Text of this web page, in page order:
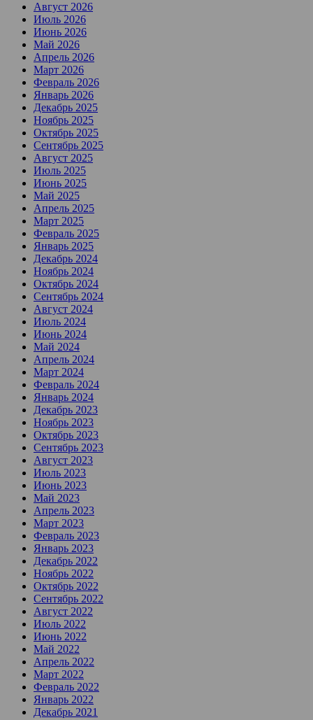
Август 2026
Июль 2026
Июнь 2026
Май 2026
Апрель 2026
Март 2026
Февраль 2026
Январь 2026
Декабрь 2025
Ноябрь 2025
Октябрь 2025
Сентябрь 2025
Август 2025
Июль 2025
Июнь 2025
Май 2025
Апрель 2025
Март 2025
Февраль 2025
Январь 2025
Декабрь 2024
Ноябрь 2024
Октябрь 2024
Сентябрь 2024
Август 2024
Июль 2024
Июнь 2024
Май 2024
Апрель 2024
Март 2024
Февраль 2024
Январь 2024
Декабрь 2023
Ноябрь 2023
Октябрь 2023
Сентябрь 2023
Август 2023
Июль 2023
Июнь 2023
Май 2023
Апрель 2023
Март 2023
Февраль 2023
Январь 2023
Декабрь 2022
Ноябрь 2022
Октябрь 2022
Сентябрь 2022
Август 2022
Июль 2022
Июнь 2022
Май 2022
Апрель 2022
Март 2022
Февраль 2022
Январь 2022
Декабрь 2021